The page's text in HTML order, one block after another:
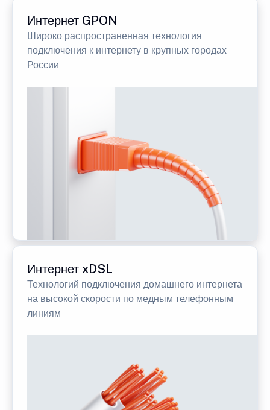
Интернет GPON
Широко распространенная технология
подключения к интернету в крупных городах
России
Интернет xDSL
Технологий подключения домашнего интернета
на высокой скорости по медным телефонным
линиям